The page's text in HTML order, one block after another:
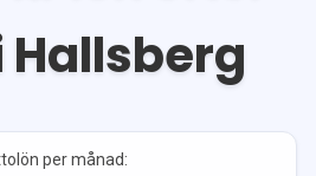
Hallsberg
per månad: